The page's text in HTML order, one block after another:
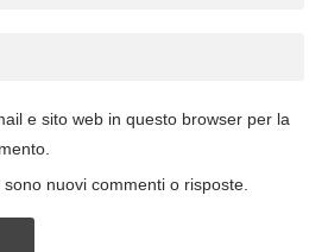
e sito web in questo browser per la
nuovi commenti o risposte.